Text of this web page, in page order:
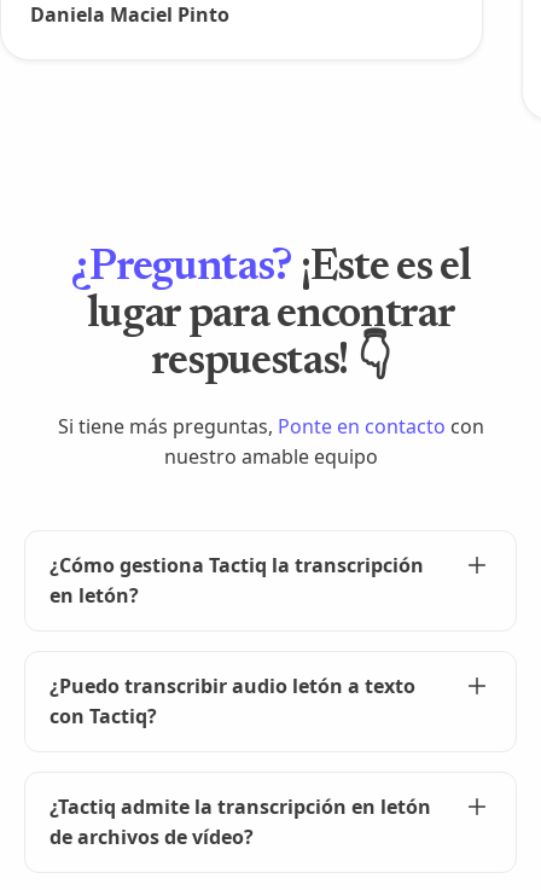
Daniela Maciel Pinto
¿Preguntas? ¡Este es el
lugar para encontrar
respuestas! 👇
Si tiene más preguntas, Ponte en contacto con
nuestro amable equipo
¿Cómo gestiona Tactiq la transcripción
en letón?
proporcionar transcripciones precisas en letón.
Simplemente comienza tu reunión y Tactiq se
encargará del resto, capturando cada detalle en
¿Puedo transcribir audio letón a texto
con Tactiq?
letón a texto sin problemas. Solo tienes que
subir tu archivo de audio y nuestra IA generará
¿Tactiq admite la transcripción en letón
de archivos de vídeo?